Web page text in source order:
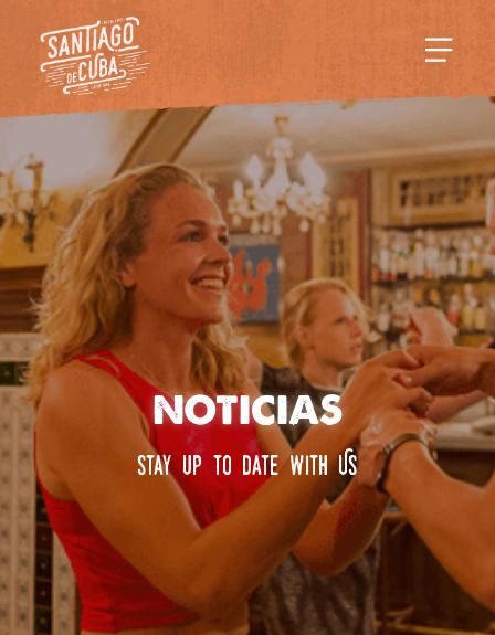
NOTICIAS
Stay up to date with Us